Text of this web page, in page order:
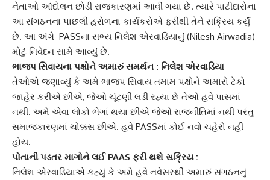
નેતાઓ આંદોલન છોડી રાજકારણમાં આવી ગયા છે. ત્યારે પાટીદારોના
આ સંગઠનના પાછલી હરોળના કાર્યકરોએ ફરીથી તેને સક્રિય કર્યું
છે. આ અંગે PASSના સભ્ય નિલેશ એરવાડિયાનું (Nilesh Airwadia)
મોટું નિવેદન સામે આવ્યું છે.
ભાજપ સિવાયના પક્ષોને અમારું સમર્થન : નિલેશ એરવાડિયા
તેઓએ જણાવ્યું કે અમે ભાજપ સિવાય તમામ પક્ષોને અમારો ટેકો
જાહેર કરીએ છીએ, જેઓ ચૂંટણી લડી રહ્યા છે તેઓ હવે પાસમાં
નથી. અમે એવા લોકો ભેગાં થયા છીએ જેઓ રાજનીતિમાં નથી પરંતુ
સમાજકારણમાં ચોક્કસ છીએ. હવે PASSમાં કોઈ નવો ચહેરો નહીં
હોય.
પોતાની પડતર માગોને લઈ PAAS ફરી થશે સક્રિય :
નિલેશ એરવાડિયાએ કહ્યું કે અમે હવે નવેસરથી અમારું સંગઠનનું